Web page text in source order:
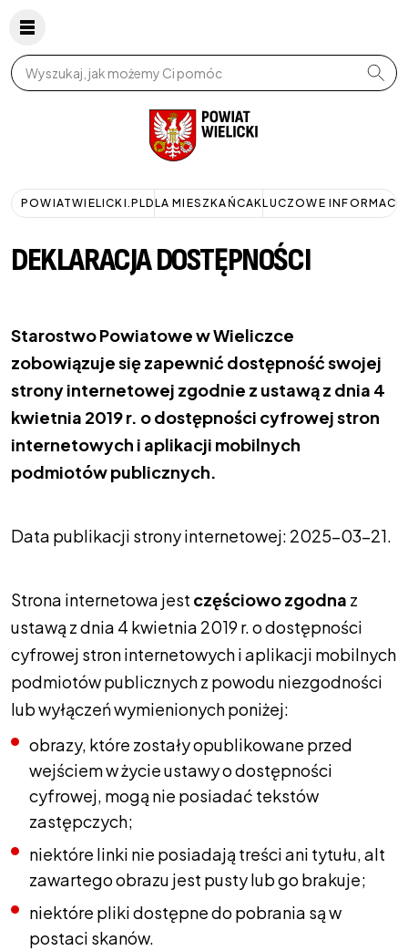
Wpisz szukaną frazę
POWIATWIELICKI.PLDLA MIESZKAŃCAKLUCZOWE
DEKLARACJA DOSTĘPNOŚCI
Starostwo Powiatowe w Wieliczce
zobowiązuje się zapewnić dostępność swojej
strony internetowej zgodnie z ustawą z dnia 4
kwietnia 2019 r. o dostępności cyfrowej stron
internetowych i aplikacji mobilnych
podmiotów publicznych.
Data publikacji strony internetowej: 2025-03-21.
Strona internetowa jest częściowo zgodna z
ustawą z dnia 4 kwietnia 2019 r. o dostępności
cyfrowej stron internetowych i aplikacji mobilnych
podmiotów publicznych z powodu niezgodności
lub wyłączeń wymienionych poniżej:
obrazy, które zostały opublikowane przed
wejściem w życie ustawy o dostępności
cyfrowej, mogą nie posiadać tekstów
zastępczych;
niektóre linki nie posiadają treści ani tytułu, alt
zawartego obrazu jest pusty lub go brakuje;
niektóre pliki dostępne do pobrania są w
postaci skanów.